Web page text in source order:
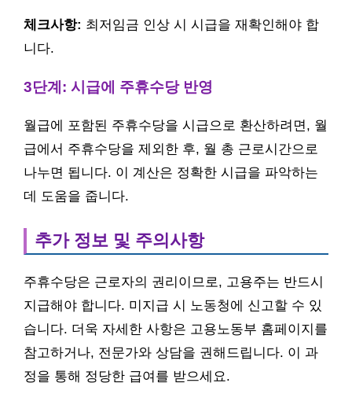
체크사항: 최저임금 인상 시 시급을 재확인해야 합
니다.
3단계: 시급에 주휴수당 반영
월급에 포함된 주휴수당을 시급으로 환산하려면, 월
급에서 주휴수당을 제외한 후, 월 총 근로시간으로
나누면 됩니다. 이 계산은 정확한 시급을 파악하는
데 도움을 줍니다.
추가 정보 및 주의사항
주휴수당은 근로자의 권리이므로, 고용주는 반드시
지급해야 합니다. 미지급 시 노동청에 신고할 수 있
습니다. 더욱 자세한 사항은 고용노동부 홈페이지를
참고하거나, 전문가와 상담을 권해드립니다. 이 과
정을 통해 정당한 급여를 받으세요.